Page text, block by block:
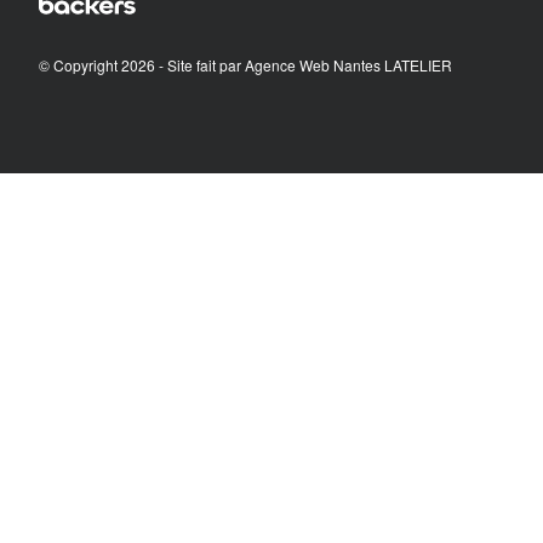
© Copyright 2026 - Site fait parAgence Web Nantes LATELIER